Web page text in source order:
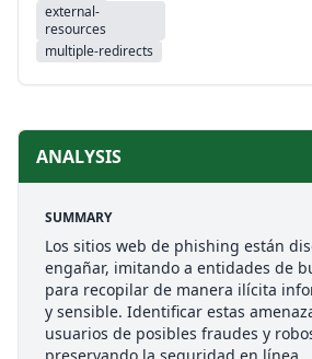
external-
resources
multiple-redirects
ANALYSIS
SUMMARY
Los sitios web de phishing están
engañar, imitando a entidades de
para recopilar de manera ilícita
y sensible. Identificar estas
usuarios de posibles fraudes y